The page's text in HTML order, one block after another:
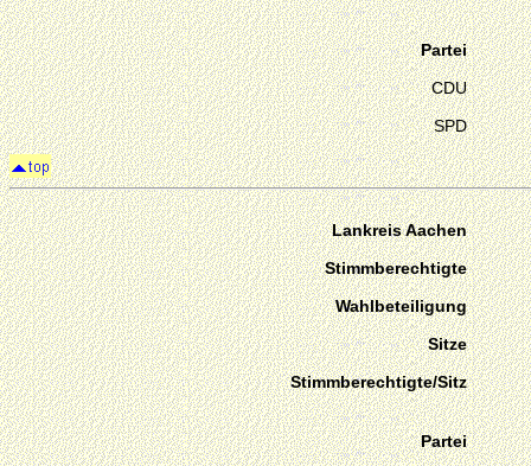
Partei
CDU
SPD
Lankreis Aachen
Stimmberechtigte
Wahlbeteiligung
Sitze
Stimmberechtigte/Sitz
Partei